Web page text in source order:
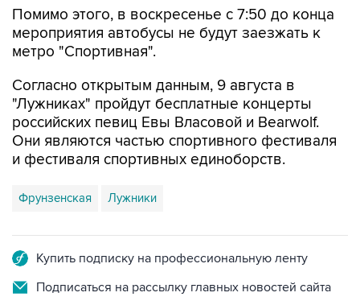
метро "Спортивная".
Согласно открытым данным, 9 августа в
российских певиц Евы Власовой и Bearwolf.
Они являются частью спортивного фестиваля
и фестиваля спортивных единоборств.
Фрунзенская Лужники
Подписаться на рассылку главных новостей сайта
Получать оперативные новости в официальном